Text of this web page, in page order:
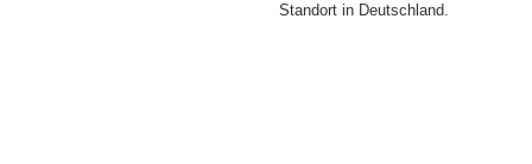
Standort in Deutschland.